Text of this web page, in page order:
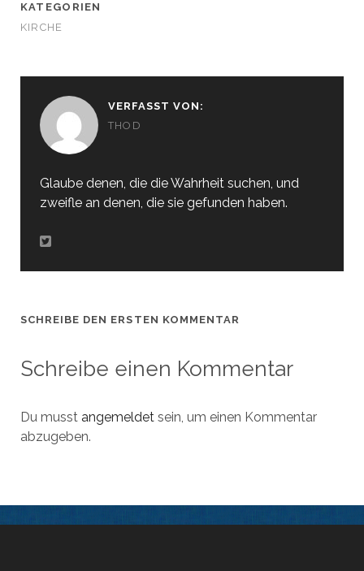
KATEGORIEN
KIRCHE
VERFASST VON:
THOD
Glaube denen, die die Wahrheit suchen, und
zweifle an denen, die sie gefunden haben.
SCHREIBE DEN ERSTEN KOMMENTAR
Schreibe einen Kommentar
Du musst angemeldetsein, um einen Kommentar
abzugeben.